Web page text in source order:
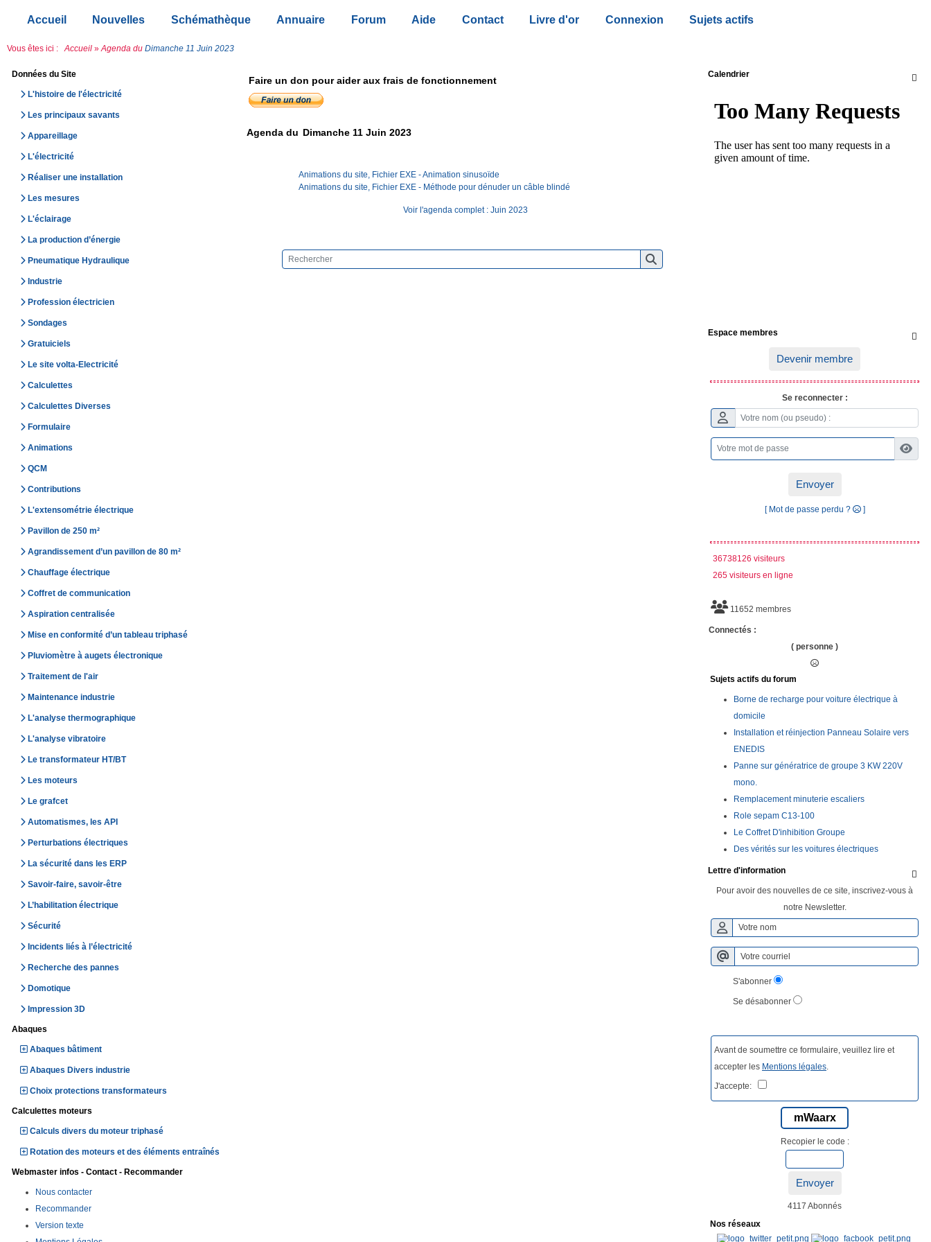
Accueil Nouvelles Schémathèque Annuaire Forum Aide Contact Livre d'or Connexion Sujets actifs
Vous êtes ici : Accueil »Agenda du Dimanche 11 Juin 2023
Données du Site
L'histoire de l'électricité
Les principaux savants
Appareillage
L'électricité
Réaliser une installation
Les mesures
L'éclairage
La production d’énergie
Pneumatique Hydraulique
Industrie
Profession électricien
Sondages
Gratuiciels
Le site volta-Electricité
Calculettes
Calculettes Diverses
Formulaire
Animations
QCM
Contributions
L'extensométrie électrique
Pavillon de 250 m²
Agrandissement d’un pavillon de 80 m²
Chauffage électrique
Coffret de communication
Aspiration centralisée
Mise en conformité d’un tableau triphasé
Pluviomètre à augets électronique
Traitement de l'air
Maintenance industrie
L'analyse thermographique
L'analyse vibratoire
Le transformateur HT/BT
Les moteurs
Le grafcet
Automatismes, les API
Perturbations électriques
La sécurité dans les ERP
Savoir-faire, savoir-être
L’habilitation électrique
Sécurité
Incidents liés à l’électricité
Recherche des pannes
Domotique
Impression 3D
Abaques
Abaques bâtiment
Abaques Divers industrie
Choix protections transformateurs
Calculettes moteurs
Calculs divers du moteur triphasé
Rotation des moteurs et des éléments entraînés
Webmaster infos - Contact - Recommander
Nous contacter
Recommander
Version texte
Faire un don pour aider aux frais de fonctionnement
Agenda du Dimanche 11 Juin 2023
Animations du site, Fichier EXE - Animation sinusoïde
Animations du site, Fichier EXE - Méthode pour dénuder un câble blindé
Voir l'agenda complet : Juin 2023

Calendrier

Espace membres
Devenir membre
Se reconnecter :
Envoyer
[ Mot de passe perdu ? ]
36738126 visiteurs
265 visiteurs en ligne
11652 membres
Connectés :
( personne )
Sujets actifs du forum
Borne de recharge pour voiture électrique à
domicile
Installation et réinjection Panneau Solaire vers
ENEDIS
Panne sur génératrice de groupe 3 KW 220V
mono.
Remplacement minuterie escaliers
Role sepam C13-100
Le Coffret D'inhibition Groupe
Des vérités sur les voitures électriques

Lettre d'information
Pour avoir des nouvelles de ce site, inscrivez-vous à
notre Newsletter.
S'abonner
Se désabonner
Avant de soumettre ce formulaire, veuillez lire et
accepter les Mentions légales
J'accepte:
mWaarx
Recopier le code :
Envoyer
4117 Abonnés
Nos réseaux